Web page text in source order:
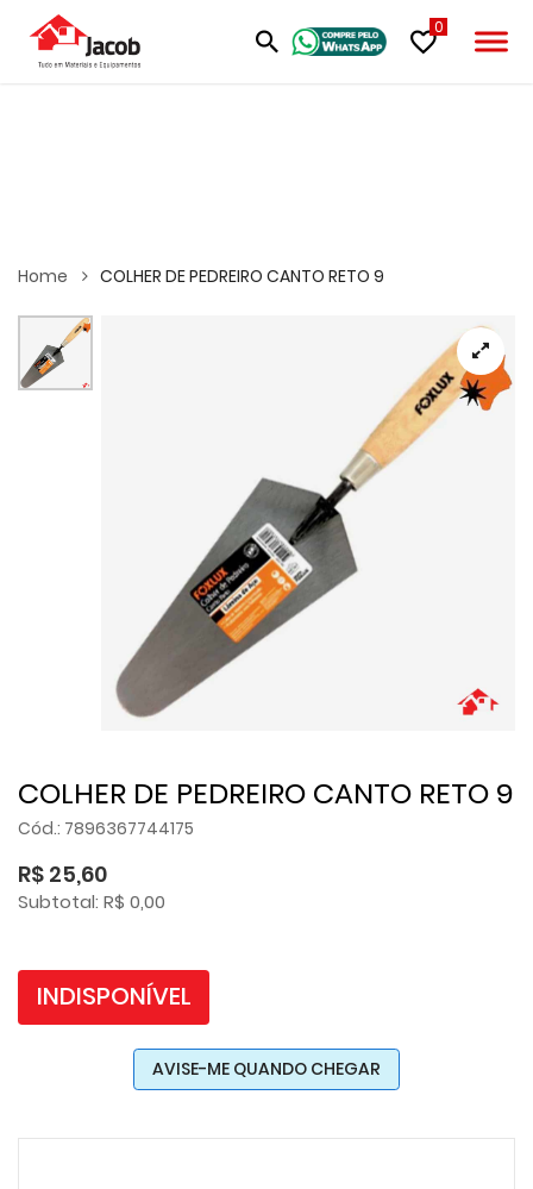
0
Home COLHER DE PEDREIRO CANTO RETO 9
COLHER DE PEDREIRO CANTO RETO 9
Cód.: 7896367744175
R$ 25,60
Subtotal: R$ 0,00
INDISPONÍVEL
AVISE-ME QUANDO CHEGAR